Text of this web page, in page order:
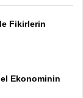
Fikirlerin
Ekonominin